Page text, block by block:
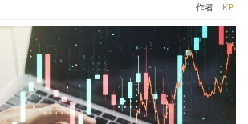
作者： KP